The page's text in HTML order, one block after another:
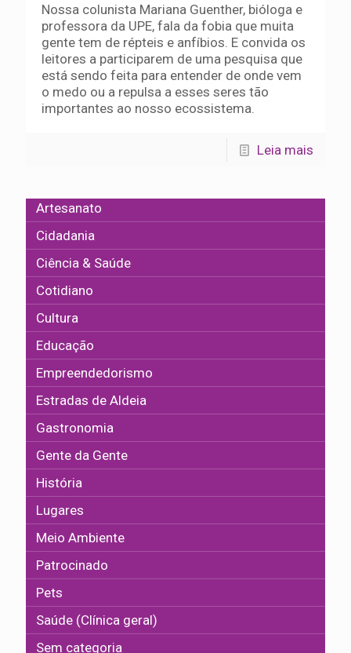
Nossa colunista Mariana Guenther, bióloga e
professora da UPE, fala da fobia que muita
gente tem de répteis e anfíbios. E convida os
leitores a participarem de uma pesquisa que
está sendo feita para entender de onde vem
o medo ou a repulsa a esses seres tão
importantes ao nosso ecossistema.
Leia mais
Artesanato
Cidadania
Ciência & Saúde
Cotidiano
Cultura
Educação
Empreendedorismo
Estradas de Aldeia
Gastronomia
Gente da Gente
História
Lugares
Meio Ambiente
Patrocinado
Pets
Saúde (Clínica geral)
Sem categoria